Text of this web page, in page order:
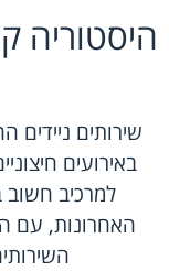
היסטוריה
שירותים ניידים
באירועים
למרכיב חשוב
האחרונות, עם